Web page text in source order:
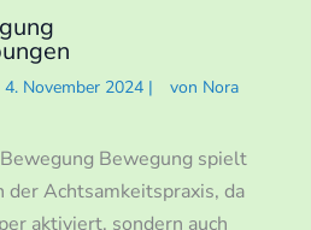
4. November 2024 | von Nora
Bewegung spielt
Achtsamkeitspraxis, da
aktiviert, sondern auch